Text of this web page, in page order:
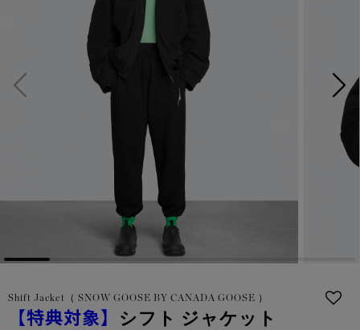
サマー 26 コレクション
サマー 26 コレクションLOOK
日本限定モデル
スノーグース
メイドインジャパンTシャツ
アウターウェア
アパレル
アクセサリー
フットウェア
サマー 26 コレクション
サマー 26 コレクションLOOK
日本限定モデル
スノーグース
メイドインジャパンTシャツ
アウターウェア
アパレル
アクセサリー
フットウェア
コレクション
品の価値を受け継いでいきます。
アーカイブの希少なピースもご覧いただけます。
詳しく見る
Shift Jacket（ SNOW GOOSE BY CANADA GOOSE ）
【特典対象】 シフト ジャケット